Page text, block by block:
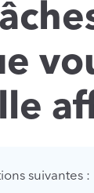
suivantes :